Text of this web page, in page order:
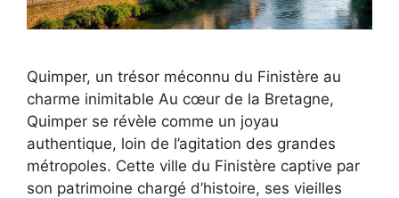
Quimper, un trésor méconnu du Finistère au
charme inimitable Au cœur de la Bretagne,
Quimper se révèle comme un joyau
authentique, loin de l’agitation des grandes
métropoles. Cette ville du Finistère captive par
son patrimoine chargé d’histoire, ses vieilles